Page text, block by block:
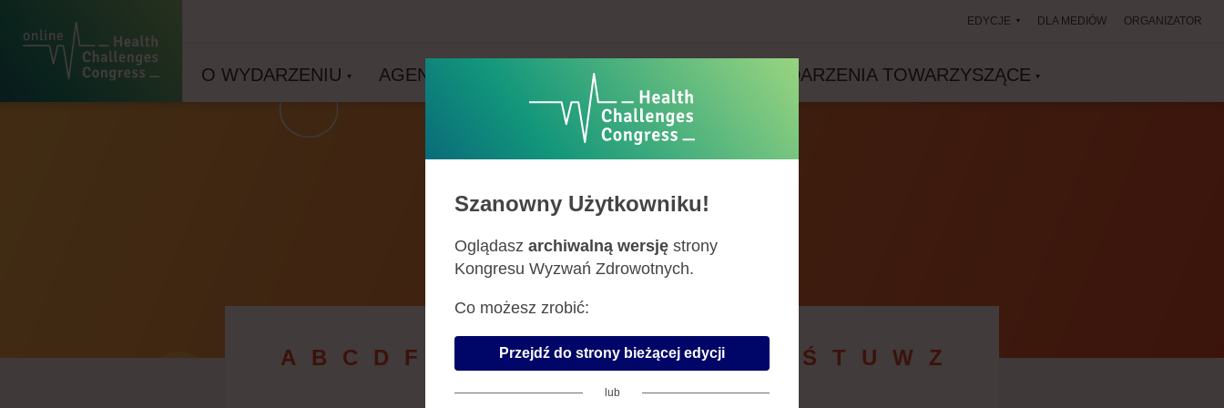
O WYDARZENIU AGENDA PRELEGENCI WYDARZENIA TOWARZYSZĄCE
EDYCJE DLA MEDIÓW ORGANIZATOR
Prelegenci
A B C D F J K L Ł M N O P Ś T U W Z
Szanowny Użytkowniku!
Oglądasz archiwalną wersję strony
Kongresu Wyzwań Zdrowotnych.
Co możesz zrobić:
Przejdź do strony bieżącej edycji
lub